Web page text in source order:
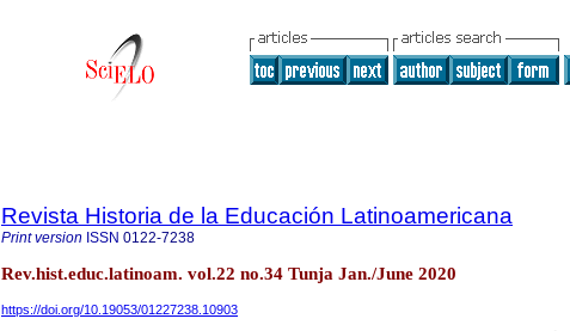
Revista Historia de la Educación Latinoamericana
Print version ISSN 0122-7238
Rev.hist.educ.latinoam. vol.22 no.34 Tunja Jan./June 2020
https://doi.org/10.19053/01227238.10903